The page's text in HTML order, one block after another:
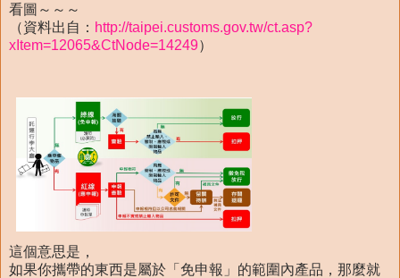
看圖～～～
（資料出自： http://taipei.customs.gov.tw/ct.asp?
xItem=12065&CtNode=14249）
這個意思是，
如果你攜帶的東西是屬於「免申報」的範圍內產品，那麼就